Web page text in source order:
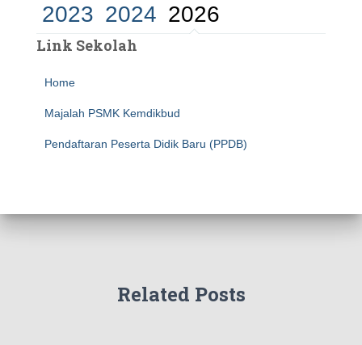
2023 2024 2026
Link Sekolah
Home
Majalah PSMK Kemdikbud
Pendaftaran Peserta Didik Baru (PPDB)
Related Posts